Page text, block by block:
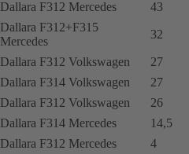
Dallara F312 Mercedes 43
Dallara F312+F315
Mercedes
32
Dallara F312 Volkswagen
27
Dallara F314 Volkswagen
27
Dallara F312 Volkswagen
26
Dallara F314 Mercedes
14,5
Dallara F312 Mercedes
4